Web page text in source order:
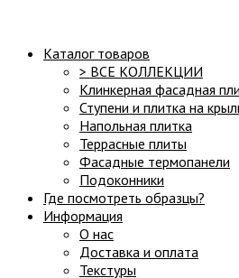
Каталог товаров
> ВСЕ КОЛЛЕКЦИИ
Клинкерная фасадная
Ступени и плитка на
Напольная плитка
Террасные плиты
Фасадные термопанели
Подоконники
Где посмотреть образцы?
Информация
О нас
Доставка и оплата
Текстуры